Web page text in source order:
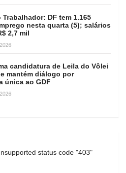
DF tem 1.165
nesta quarta (5); salários
2,7 mil
candidatura de Leila do Vôlei
mantém diálogo por
única ao GDF
status code "403"